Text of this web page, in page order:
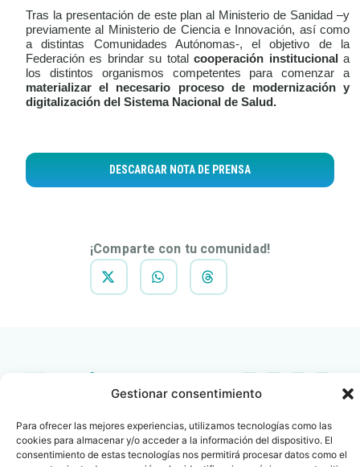
Gestionar consentimiento
Para ofrecer las mejores experiencias, utilizamos tecnologías como las
cookies para almacenar y/o acceder a la información del dispositivo. El
consentimiento de estas tecnologías nos permitirá procesar datos como el
Tras la presentación de este plan al Ministerio de Sanidad –y
previamente al Ministerio de Ciencia e Innovación, así como
a distintas Comunidades Autónomas-, el objetivo de la
Federación es brindar su totalcooperación institucional a
los distintos organismos competentes para comenzar a
materializar el necesario proceso de modernización y
digitalización del Sistema Nacional de Salud.
DESCARGAR NOTA DE PRENSA
¡Comparte con tu comunidad!
info@fenin.es
C/ Villanueva, 20 - 1-
Travesera de Gracia, 56 -
1º, 3ª 08006